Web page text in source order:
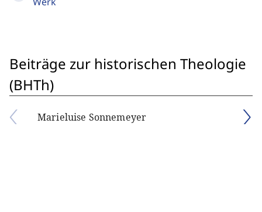
Beiträge zur historischen Theologie
(BHTh)
Marieluise Sonnemeyer